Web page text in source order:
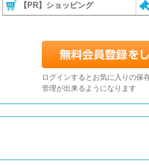
【PR】ショッピング
ログインするとお気に入りの保
管理が出来るようになります